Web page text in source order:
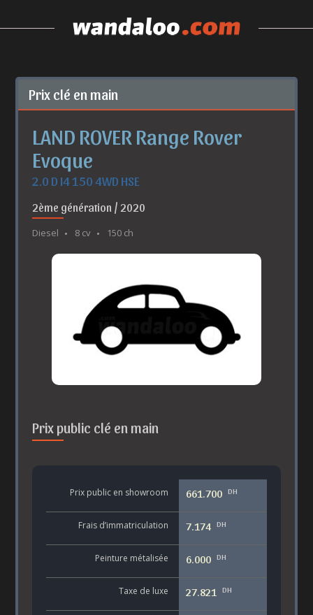
Prix clé en main
LAND ROVER Range Rover
Evoque
2.0 D I4 150 4WD HSE
2ème génération / 2020
Diesel 8 cv 150 ch
Prix public clé en main
Prix public en showroom 661.700 DH
Frais d’immatriculation 7.174 DH
Peinture métalisée 6.000 DH
Taxe de luxe 27.821 DH